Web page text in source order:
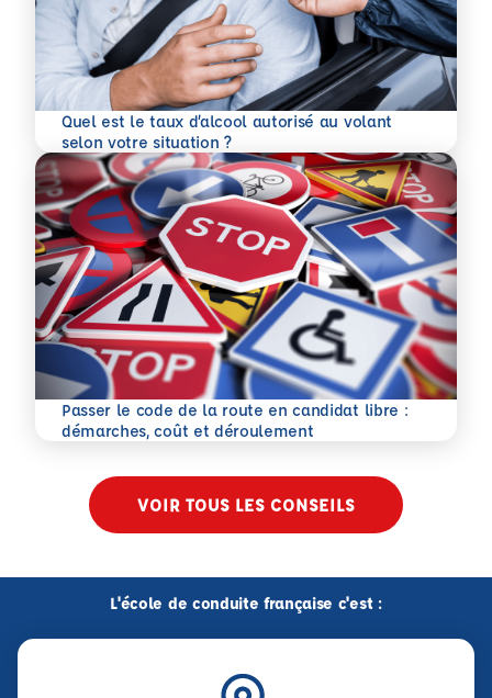
Quel est le taux d’alcool autorisé au volant
selon votre situation ?
En savoir plus
Passer le code de la route en candidat libre :
démarches, coût et déroulement
En savoir plus
VOIR TOUS LES CONSEILS
L'école de conduite française c'est :